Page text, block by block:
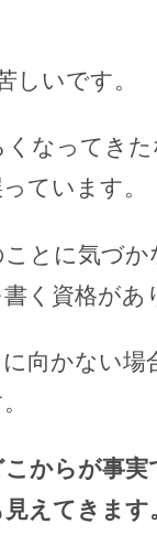
しいです。
くなってき
ています。
とに気づか
く資格があ
向かない場
からが事
えてきます